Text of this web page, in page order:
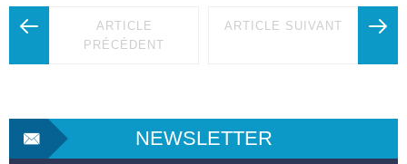
ARTICLE
PRÉCÉDENT
ARTICLE SUIVANT
NEWSLETTER